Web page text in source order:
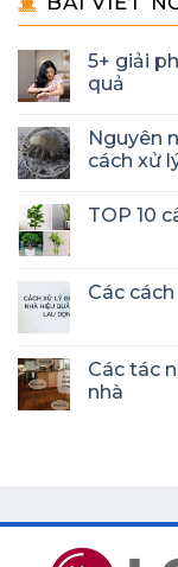
5+ giải
quả
Nguyên
cách xử
TOP 10
Các
Các tác
nhà